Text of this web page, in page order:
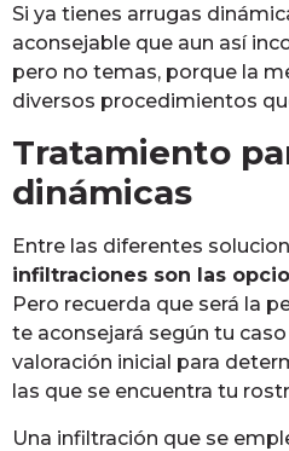
Si ya tienes arrugas
aconsejable que aun así
pero no temas, porque la
diversos procedimientos
Tratamiento
dinámicas
Entre las diferentes
infiltraciones son las
Pero recuerda que será la
te aconsejará según tu
valoración inicial para
las que se encuentra tu
Una infiltración que se